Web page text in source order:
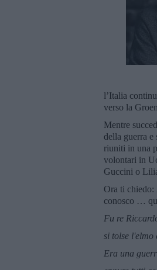
l’Italia
verso la
Mentre
della guerra
riuniti in una
volontari in
Guccini o
Ora ti chiedo:
conosco …
Fu re
si tolse l'elmo
Era una